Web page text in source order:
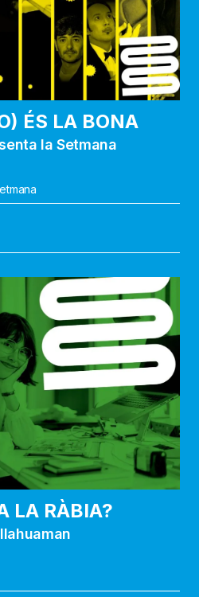
ÉS LA BONA
la Setmana
LA RÀBIA?